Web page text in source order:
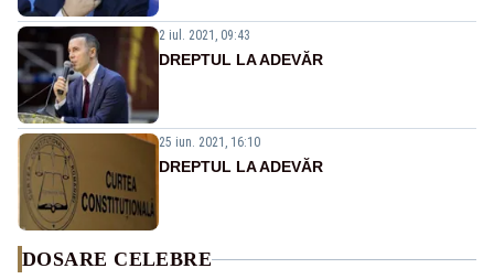
2 iul. 2021, 09:43
DREPTUL LA ADEVĂR
25 iun. 2021, 16:10
DREPTUL LA ADEVĂR
DOSARE CELEBRE